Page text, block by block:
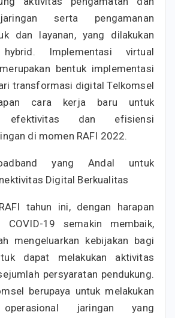
serta pengamanan
dan layanan, yang dilakukan
Implementasi virtual
bentuk implementasi
transformasi digital Telkomsel
cara kerja baru untuk
efektivitas dan efisiensi
di momen RAFI 2022.
yang Andal untuk
Digital Berkualitas
tahun ini, dengan harapan
COVID-19 semakin membaik,
mengeluarkan kebijakan bagi
dapat melakukan aktivitas
persyaratan pendukung.
berupaya untuk melakukan
operasional jaringan yang